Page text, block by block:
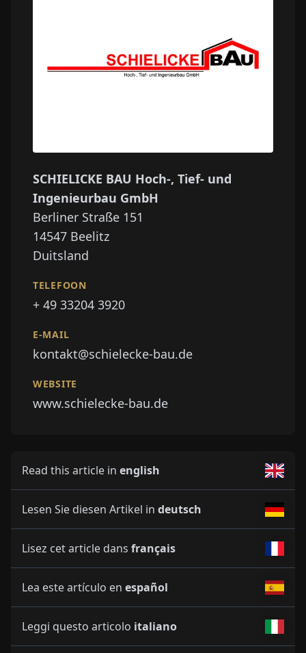
SCHIELICKE BAU Hoch-, Tief- und
Ingenieurbau GmbH
Berliner Straße 151
14547 Beelitz
Duitsland
TELEFOON
+ 49 33204 3920
E-MAIL
kontakt@schielecke-bau.de
WEBSITE
www.schielecke-bau.de
Read this article in english
Lesen Sie diesen Artikel in deutsch
Lisez cet article dans français
Lea este artículo en español
Leggi questo articolo italiano